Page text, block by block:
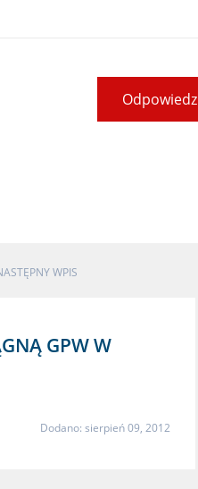
Odpowiedz
WPIS
GPW W
Dodano: sierpień 09, 2012